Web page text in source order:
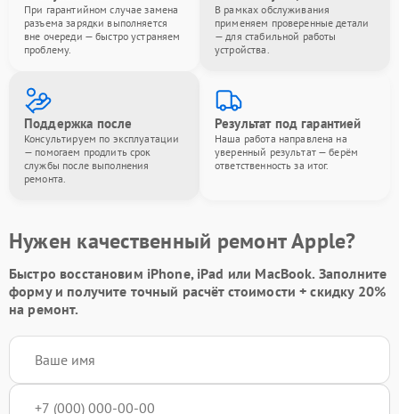
При гарантийном случае замена
разъема зарядки выполняется
вне очереди — быстро устраняем
проблему.
В рамках обслуживания
применяем проверенные детали
— для стабильной работы
устройства.
Поддержка после
Консультируем по эксплуатации
— помогаем продлить срок
службы после выполнения
ремонта.
Результат под гарантией
Наша работа направлена на
уверенный результат — берём
ответственность за итог.
Нужен качественный ремонт Apple?
Быстро восстановим iPhone, iPad или MacBook. Заполните
формуи получите точный расчёт стоимости +скидку 20%
на ремонт.